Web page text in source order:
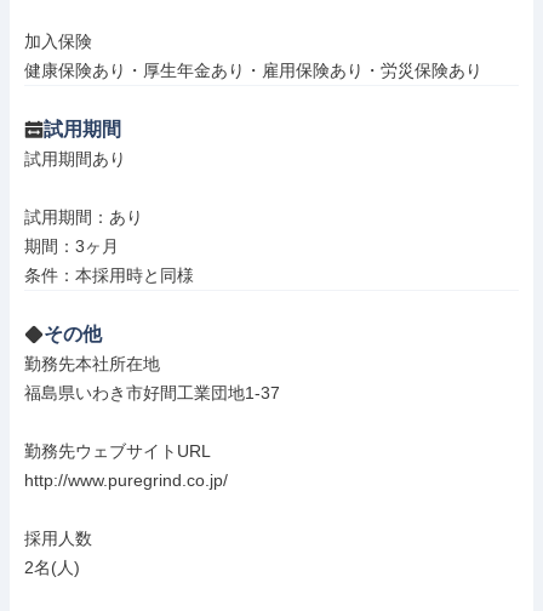
加入保険
健康保険あり・厚生年金あり・雇用保険あり・労災保険あり
試用期間
試用期間あり
試用期間：あり
期間：3ヶ月
条件：本採用時と同様
その他
勤務先本社所在地
福島県いわき市好間工業団地1-37
勤務先ウェブサイトURL
http://www.puregrind.co.jp/
採用人数
2名(人)